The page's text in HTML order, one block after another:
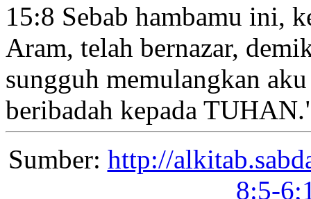
15:8 Sebab hambamu ini,
Aram, telah bernazar,
sungguh memulangkan
beribadah kepada
Sumber: http://
8:5-